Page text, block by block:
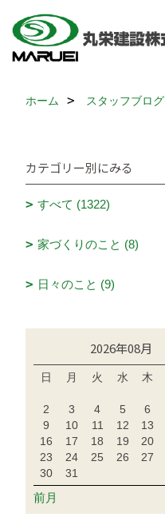
ホーム スタッフブログ
カテゴリー別にみる
すべて (1322)
家づくりのこと (8)
日々のこと (9)
2026年08月
日 月 火 水 木
2
3 4 5 6
9
10 11 12 13
16
17 18 19 20
23
24 25 26 27
30
31
前月